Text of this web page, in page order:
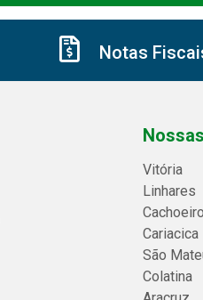
Notas
Vitória
Linhares
Cariacica
São
Colatina